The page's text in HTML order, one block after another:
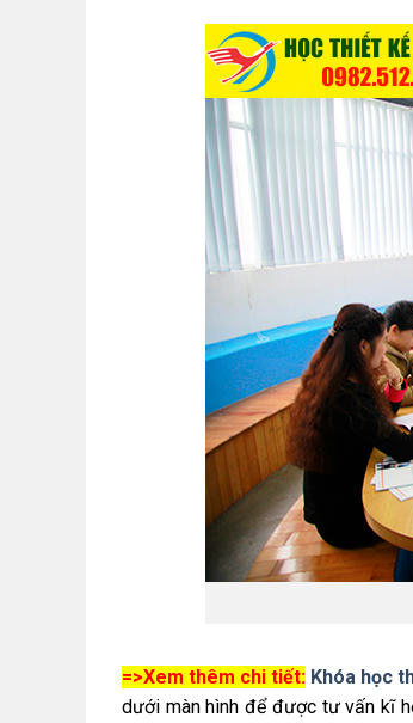
=>Xem thêm chi tiết: Khóa học
dưới màn hình để được tư vấn kĩ